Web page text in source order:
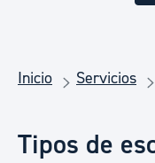
Inicio Servicios
Tipos de